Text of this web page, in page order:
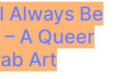
Always Be
A Queer
Art